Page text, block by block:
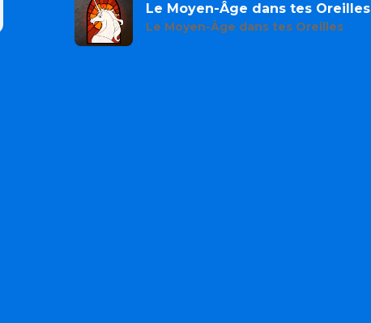
Le Moyen-Âge dans tes Oreilles
Le Moyen-Âge dans tes Oreilles